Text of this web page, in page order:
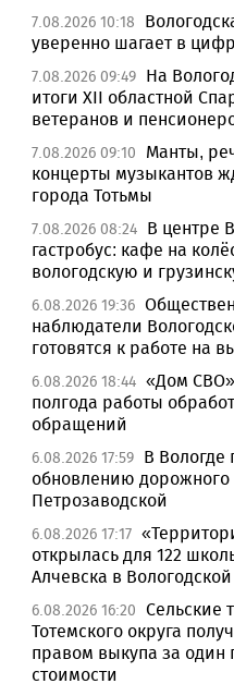
7.08.2026 10:18
уверенно шагает в
7.08.2026 09:49 На
итоги XII областной
ветеранов и
7.08.2026 09:10
Манты,
концерты музыкантов
города Тотьмы
7.08.2026 08:24 В центре
гастробус: кафе на
вологодскую и
6.08.2026 19:36
наблюдатели
готовятся к работе на
6.08.2026 18:44 «Дом
полгода работы
обращений
6.08.2026 17:59 В Вологде
обновлению дорожного
Петрозаводской
6.08.2026 17:17
открылась для 122
Алчевска в
6.08.2026 16:20 Сельские
Тотемского округа
правом выкупа за один
стоимости